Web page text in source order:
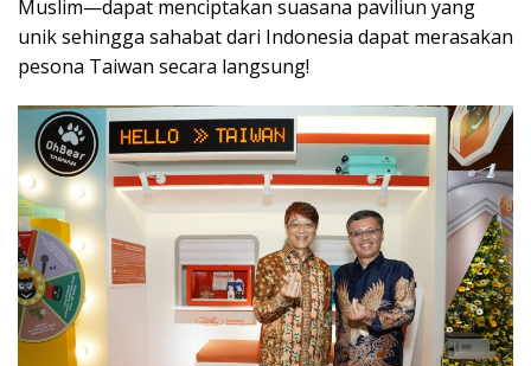
Muslim—dapat menciptakan suasana paviliun yang
unik sehingga sahabat dari Indonesia dapat merasakan
pesona Taiwan secara langsung!